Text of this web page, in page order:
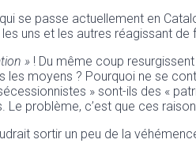
se passe actuellement en
uns et les autres réagissant
» ! Du même coup
les moyens ? Pourquoi ne se
» sont-ils des «
Le problème, c’est que ces
sortir un peu de la